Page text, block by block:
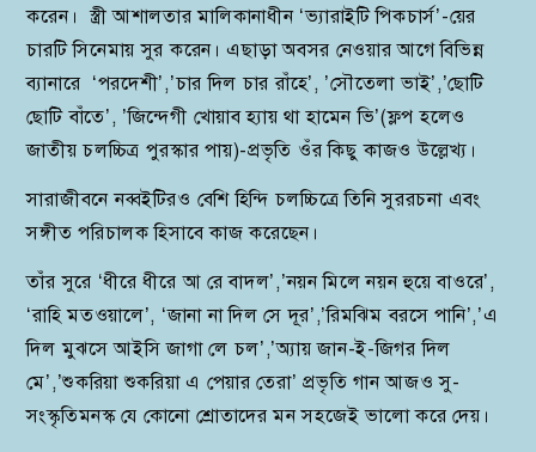
করেন। স্ত্রী আশালতার মালিকানাধীন ‘ভ্যারাইটি পিকচার্স’-য়ের
চারটি সিনেমায় সুর করেন। এছাড়া অবসর নেওয়ার আগে বিভিন্ন
ব্যানারে ‘পরদেশী’,’চার দিল চার রাঁহে’, ’সৌতেলা ভাই’,’ছোটি
ছোটি বাঁতে’, ’জিন্দেগী খোয়াব হ্যায় থা হামেন ভি’(ফ্লপ হলেও
জাতীয় চলচ্চিত্র পুরস্কার পায়)-প্রভৃতি ওঁর কিছু কাজও উল্লেখ্য।
সারাজীবনে নব্বইটিরও বেশি হিন্দি চলচ্চিত্রে তিনি সুররচনা এবং
সঙ্গীত পরিচালক হিসাবে কাজ করেছেন।
তাঁর সুরে ‘ধীরে ধীরে আ রে বাদল’,’নয়ন মিলে নয়ন হুয়ে বাওরে’,
‘রাহি মতওয়ালে’, ‘জানা না দিল সে দূর’,’রিমঝিম বরসে পানি’,’এ
দিল মুঝসে আইসি জাগা লে চল’,’অ্যায় জান-ই-জিগর দিল
মে’,’শুকরিয়া শুকরিয়া এ পেয়ার তেরা’ প্রভৃতি গান আজও সু-
সংস্কৃতিমনস্ক যে কোনো শ্রোতাদের মন সহজেই ভালো করে দেয়।